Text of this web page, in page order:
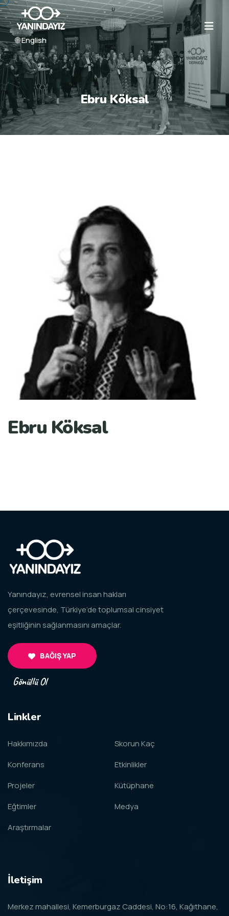
🌐 English
Ebru Köksal
Ebru Köksal
Yanındayız, evrensel insan hakları
çerçevesinde, Türkiye’de toplumsal cinsiyet
eşitliğinin sağlanmasını amaçlar.
BAĞIŞ YAP
Gönüllü Ol
Linkler
Hakkımızda
Konferans
Projeler
Eğtimler
Araştırmalar
Skorun Kaç
Etkinlikler
Kütüphane
Medya
İletişim
Merkez mahallesi, Kemerburgaz Caddesi, No:16, Kağıthane,